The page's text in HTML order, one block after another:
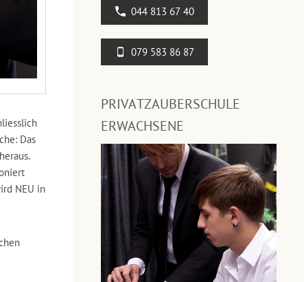
Das
NEU in
044 813 67 40
079 583 86 87
PRIVATZAUBERSCHULE
ERWACHSENE